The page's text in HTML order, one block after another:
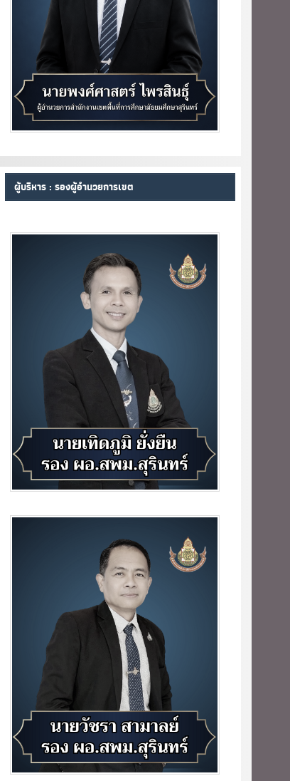
ผู้บริหาร : รองผู้อำนวยการเขต